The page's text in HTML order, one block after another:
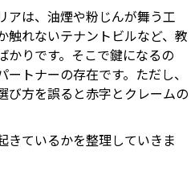
アは、油煙や粉じんが舞う工
触れないテナントビルなど、教
かりです。そこで鍵になるの
トナーの存在です。ただし、
び方を誤ると赤字とクレームの
きているかを整理していきま